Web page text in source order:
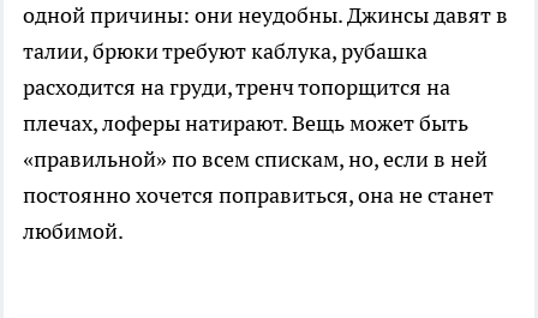
одной причины: они неудобны. Джинсы давят в
талии, брюки требуют каблука, рубашка
расходится на груди, тренч топорщится на
плечах, лоферы натирают. Вещь может быть
«правильной» по всем спискам, но, если в ней
постоянно хочется поправиться, она не станет
любимой.